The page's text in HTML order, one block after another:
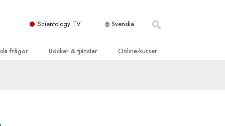
Scientology TV Svenska
frågor
organisationer
Böcker & tjänster Online-kurser